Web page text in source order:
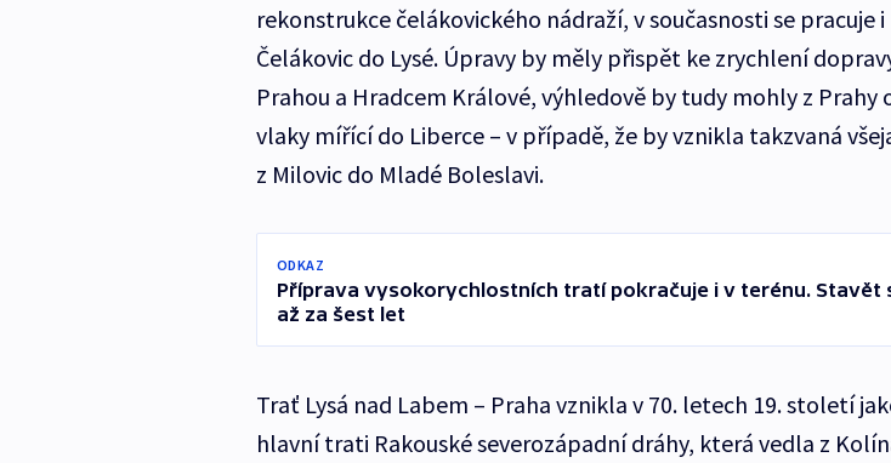
rekonstrukce čelákovického nádraží, v současnosti se pracuje i
Čelákovic do Lysé. Úpravy by měly přispět ke zrychlení
Prahou a Hradcem Králové, výhledově by tudy mohly z Prahy
vlaky mířící do Liberce – v případě, že by vznikla takzvaná
z Milovic do Mladé Boleslavi.
ODKAZ
Příprava vysokorychlostních tratí pokračuje i v terénu. Stavět
až za šest let
Trať Lysá nad Labem – Praha vznikla v 70. letech 19. století
hlavní trati Rakouské severozápadní dráhy, která vedla z